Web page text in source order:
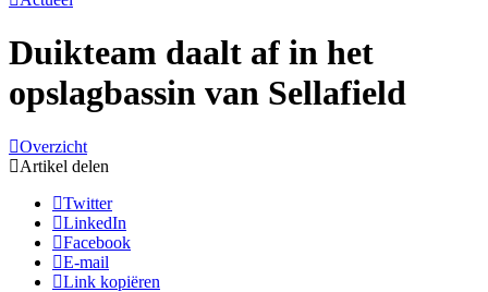
Duikteam daalt af in het
opslagbassin van Sellafield
Overzicht
Artikel delen
Twitter
LinkedIn
Facebook
E-mail
Link kopiëren